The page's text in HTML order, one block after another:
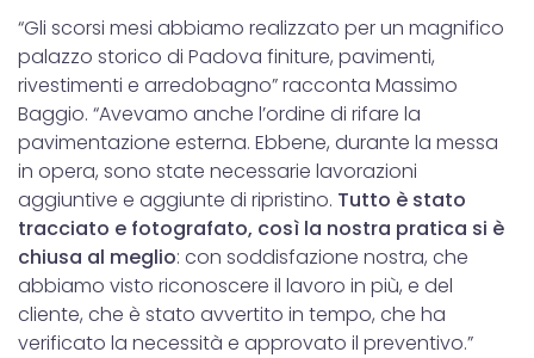
“Gli scorsi mesi abbiamo realizzato per un magnifico
palazzo storico di Padova finiture, pavimenti,
rivestimenti e arredobagno” racconta Massimo
Baggio. “Avevamo anche l’ordine di rifare la
pavimentazione esterna. Ebbene, durante la messa
in opera, sono state necessarie lavorazioni
aggiuntive e aggiunte di ripristino. Tutto è stato
tracciato e fotografato, così la nostra pratica si è
chiusa al meglio: con soddisfazione nostra, che
abbiamo visto riconoscere il lavoro in più, e del
cliente, che è stato avvertito in tempo, che ha
verificato la necessità e approvato il preventivo.”